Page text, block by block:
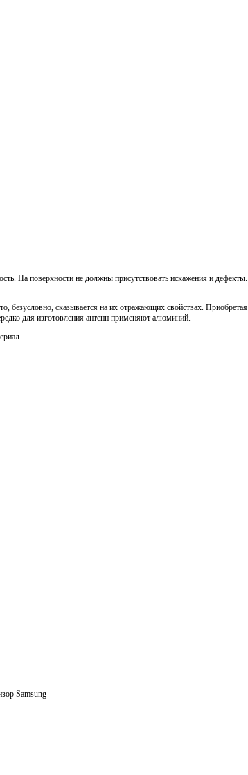
На поверхности не должны присутствовать искажения и дефекты.
безусловно, сказывается на их отражающих свойствах. Приобретая
для изготовления антенн применяют алюминий.
...
Samsung